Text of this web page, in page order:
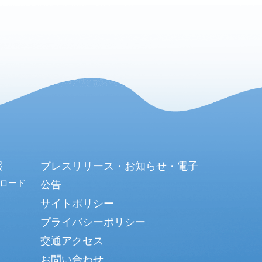
ード
プレスリリース・お知らせ・電子
公告
サイトポリシー
プライバシーポリシー
交通アクセス
お問い合わせ